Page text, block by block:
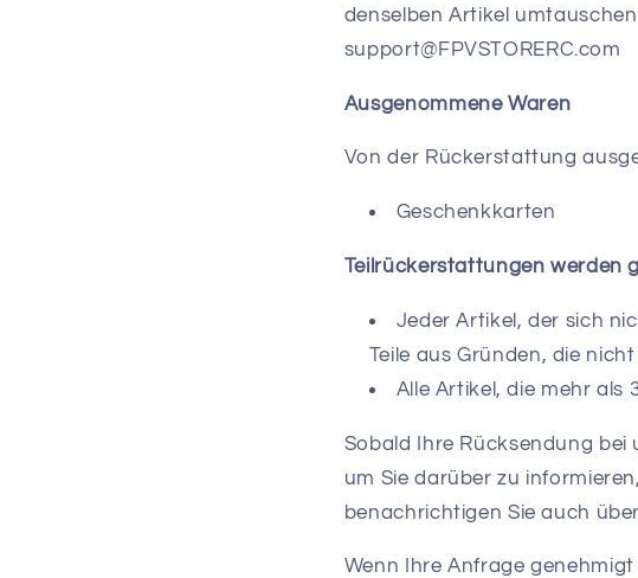
denselben Artikel
support@FPVSTORERC.com
Ausgenommene Waren
Von der Rückerstattung
Geschenkkarten
Teilrückerstattungen werden
Jeder Artikel, der sich
Teile aus Gründen, die
Alle Artikel, die mehr als
Sobald Ihre Rücksendung bei
um Sie darüber zu
benachrichtigen Sie auch
Wenn Ihre Anfrage